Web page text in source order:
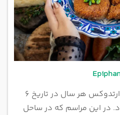
این آیین مذهبی مسیحیان ارتدوکس هر سال در تاریخ ۶
می‌شود. در این مراسم که در ساحل